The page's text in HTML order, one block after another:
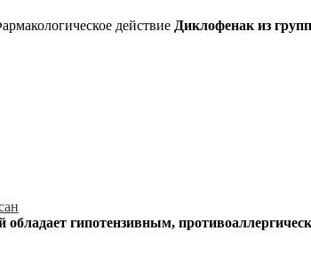
действие Диклофенак из
гипотензивным,